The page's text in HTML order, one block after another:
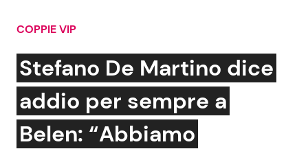
Cerca:
News e Cronaca
Attualità Italiana
Gossip e TV
Bellezze VIP
COPPIE VIP
Stefano De Martino dice
addio per sempre a
Belen: “Abbiamo